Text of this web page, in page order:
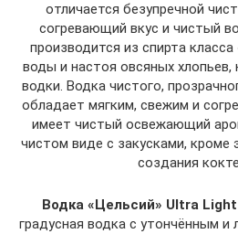
отличается безупречной
согревающий вкус и чистый
производится из спирта
воды и настоя овсяных хлопьев,
водки. Водка чистого,
обладает мягким, свежим и
имеет чистый освежающий
чистом виде с закусками, кроме
создания
Водка «Цельсий» Ultra
градусная водка с утончённым и